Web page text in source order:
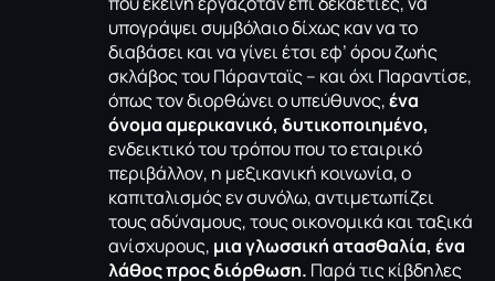
υπογράψει συμβόλαιο δίχως καν να το
διαβάσει και να γίνει έτσι εφ’ όρου ζωής
σκλάβος του Πάρανταϊς – και όχι Παραντίσε,
όπως τον διορθώνει ο υπεύθυνος,ένα
όνομα αμερικανικό, δυτικοποιημένο,
ενδεικτικό του τρόπου που το εταιρικό
περιβάλλον, η μεξικανική κοινωνία, ο
καπιταλισμός εν συνόλω, αντιμετωπίζει
τους αδύναμους, τους οικονομικά και ταξικά
ανίσχυρους, μια γλωσσική ατασθαλία, ένα
λάθος προς διόρθωση. Παρά τις κίβδηλες